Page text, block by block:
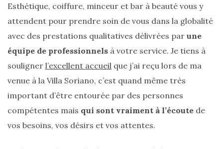
Esthétique, coiffure, minceur et bar à beauté vous y
attendent pour prendre soin de vous dans la globalité
avec des prestations qualitatives délivrées par une
équipe de professionnels à votre service. Je tiens à
souligner l’excellent accueil que j’ai reçu lors de ma
venue à la Villa Soriano, c’est quand même très
important d’être entourée par des personnes
compétentes mais qui sont vraiment à l’écoute de
vos besoins, vos désirs et vos attentes.